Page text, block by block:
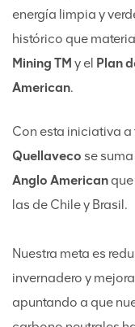
energía limpia y
histórico que
Mining TM y el Plan
American.
Con esta iniciativa
Quellaveco se
Anglo American
las de Chile y Brasil.
Nuestra meta es
invernadero y
apuntando a que